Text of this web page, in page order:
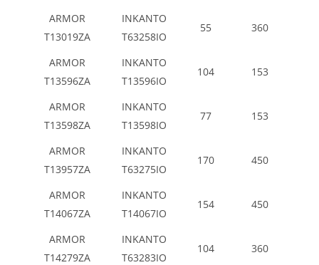
ARMOR
T13019ZA
INKANTO
T63258IO
55 360
ARMOR
T13596ZA
INKANTO
T13596IO
104 153
ARMOR
T13598ZA
INKANTO
T13598IO
77 153
ARMOR
T13957ZA
INKANTO
T63275IO
170 450
ARMOR
T14067ZA
INKANTO
T14067IO
154 450
ARMOR
T14279ZA
INKANTO
T63283IO
104 360